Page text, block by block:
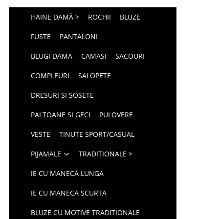
HAINE DAMĂ > ROCHII BLUZE
FUSTE PANTALONI
BLUGI DAMA CAMASI SACOURI
COMPLEURI SALOPETE
DRESURI SI SOSETE
PALTOANE SI GECI PULOVERE
VESTE TINUTE SPORT/CASUAL
PIJAMALE TRADIȚIONALE >
IE CU MANECA LUNGA
IE CU MANECA SCURTA
BLUZE CU MOTIVE TRADITIONALE